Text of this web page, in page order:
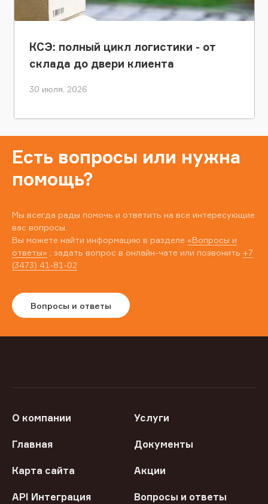
КСЭ: полный цикл логистики - от
склада до двери клиента
30 июля, 2026
Есть вопросы или нужна
помощь?
Мы всегда рады помочь и ответить на все интересующие
вас вопросы.
Вы можете найти информацию в разделе «Вопросы и
ответы» , задать вопрос в онлайн-чате или позвонить +7
(3473) 41-81-02
Вопросы и ответы
О компании Услуги
Главная Документы
Карта сайта Акции
API Интеграция Вопросы и ответы